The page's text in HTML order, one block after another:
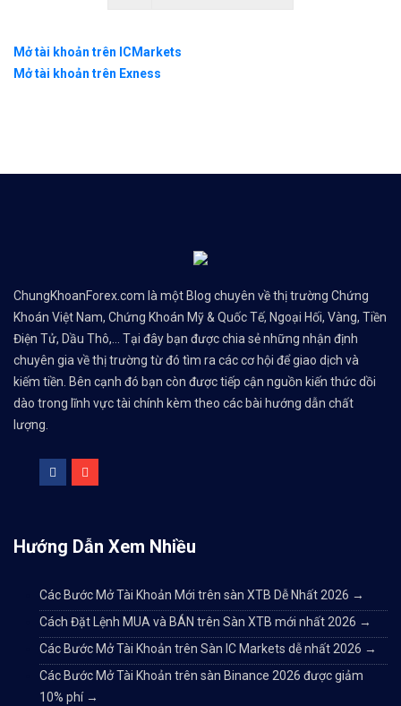
Mở tài khoản trên ICMarkets
Mở tài khoản trên Exness
ChungKhoanForex.com là một Blog chuyên về thị trường Chứng
Khoán Việt Nam, Chứng Khoán Mỹ & Quốc Tế, Ngoại Hối, Vàng, Tiền
Điện Tử, Dầu Thô,... Tại đây bạn được chia sẻ những nhận định
chuyên gia về thị trường từ đó tìm ra các cơ hội để giao dịch và
kiếm tiền. Bên cạnh đó bạn còn được tiếp cận nguồn kiến thức dồi
dào trong lĩnh vực tài chính kèm theo các bài hướng dẫn chất
lượng.
Hướng Dẫn Xem Nhiều
Các Bước Mở Tài Khoản Mới trên sàn XTB Dễ Nhất 2026 →
Cách Đặt Lệnh MUA và BÁN trên Sàn XTB mới nhất 2026 →
Các Bước Mở Tài Khoản trên Sàn IC Markets dễ nhất 2026 →
Các Bước Mở Tài Khoản trên sàn Binance 2026 được giảm
10% phí →